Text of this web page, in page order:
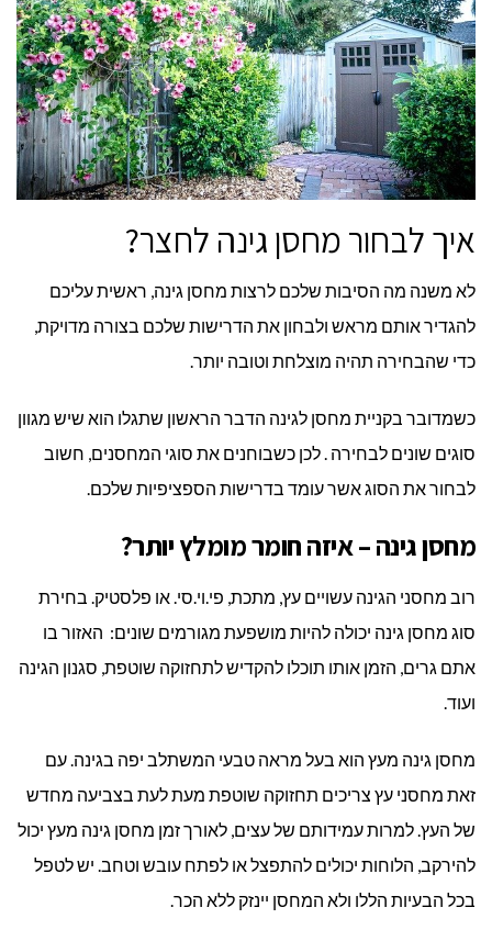
איך לבחור מחסן גינה לחצר?
לא משנה מה הסיבות שלכם לרצות מחסן גינה, ראשית עליכם
להגדיר אותם מראש ולבחון את הדרישות שלכם בצורה מדויקת,
כדי שהבחירה תהיה מוצלחת וטובה יותר.
כשמדובר בקניית מחסן לגינה הדבר הראשון שתגלו הוא שיש מגוון
סוגים שונים לבחירה . לכן כשבוחנים את סוגי המחסנים, חשוב
לבחור את הסוג אשר עומד בדרישות הספציפיות שלכם.
מחסן גינה – איזה חומר מומלץ יותר?
רוב מחסני הגינה עשויים עץ, מתכת, פי.וי.סי. או פלסטיק. בחירת
סוג מחסן גינה יכולה להיות מושפעת מגורמים שונים: האזור בו
אתם גרים, הזמן אותו תוכלו להקדיש לתחזוקה שוטפת, סגנון הגינה
ועוד.
מחסן גינה מעץ הוא בעל מראה טבעי המשתלב יפה בגינה. עם
זאת מחסני עץ צריכים תחזוקה שוטפת מעת לעת בצביעה מחדש
של העץ. למרות עמידותם של עצים, לאורך זמן מחסן גינה מעץ יכול
להירקב, הלוחות יכולים להתפצל או לפתח עובש וטחב. יש לטפל
בכל הבעיות הללו ולא המחסן יינזק ללא הכר.